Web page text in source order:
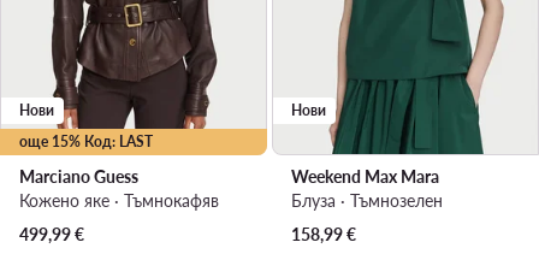
още 15% Код: LAST
Нови
Marciano Guess
Кожено яке · Тъмнокафяв
499,99€
Нови
Weekend Max Mara
Блуза · Тъмнозелен
158,99€